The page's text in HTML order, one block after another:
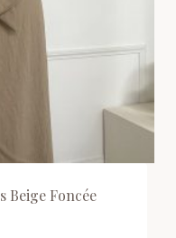
Beige Foncée